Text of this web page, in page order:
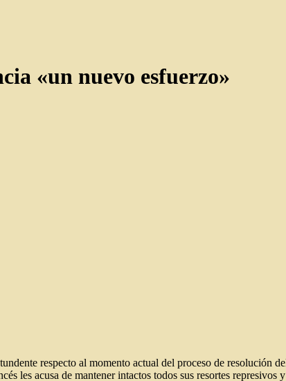
«un nuevo esfuerzo»
respecto al momento actual del proceso de resolución
­les acusa de mantener intactos todos sus resortes